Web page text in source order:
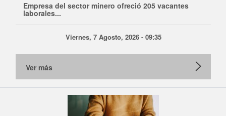
Empresa del sector minero ofreció 205 vacantes
laborales...
Viernes, 7 Agosto, 2026 - 09:35
Ver más